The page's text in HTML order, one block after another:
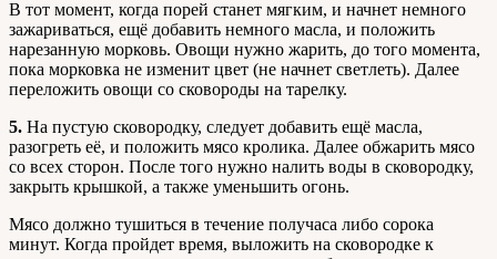
В тот момент, когда порей станет мягким, и начнет немного
зажариваться, ещё добавить немного масла, и положить
нарезанную морковь. Овощи нужно жарить, до того момента,
пока морковка не изменит цвет (не начнет светлеть). Далее
переложить овощи со сковороды на тарелку.
5. На пустую сковородку, следует добавить ещё масла,
разогреть её, и положить мясо кролика. Далее обжарить мясо
со всех сторон. После того нужно налить воды в сковородку,
закрыть крышкой, а также уменьшить огонь.
Мясо должно тушиться в течение получаса либо сорока
минут. Когда пройдет время, выложить на сковородке к